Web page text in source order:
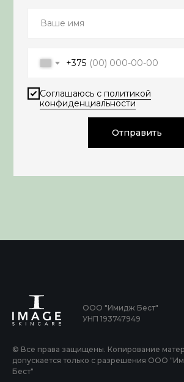
+375
Соглашаюсь с политикой
конфиденциальности
Отправить
ООО "Имидж Бест"
УНП 193747949
© Все права защищены. Копирование
допускается только с разрешения ООО
Бест"